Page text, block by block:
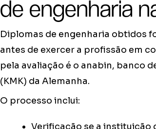
de engenharia
Diplomas de engenharia obtidos
antes de exercer a profissão em
pela avaliação é o anabin, banco
(KMK) da Alemanha.
O processo inclui:
Verificação se a instituição